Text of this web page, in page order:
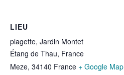
LIEU
plagette, Jardin Montet
Étang de Thau, France
Meze, 34140 France + Google Map